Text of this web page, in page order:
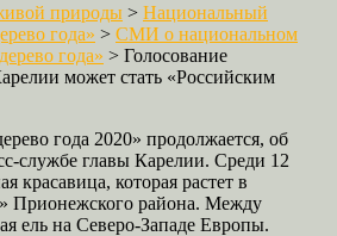
природы > Национальный
года» > СМИ о национальном
года» > Голосование
может стать «Российским
года 2020» продолжается, об
службе главы Карелии. Среди 12
красавица, которая растет в
Прионежского района. Между
ель на Северо-Западе Европы.